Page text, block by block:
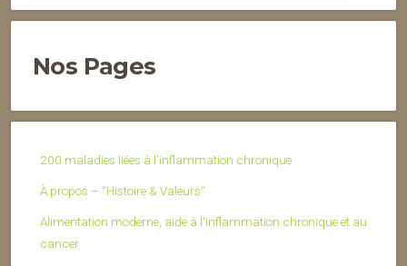
Nos Pages
200 maladies liées à l’inflammation chronique
À propos – “Histoire & Valeurs”
Alimentation moderne, aide à l'inflammation chronique et au
cancer